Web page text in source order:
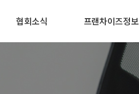
협회소식 프랜차이즈정보